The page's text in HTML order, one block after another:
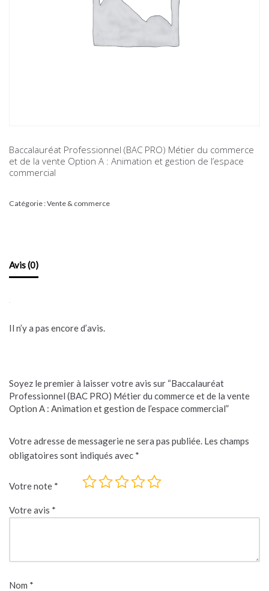
Baccalauréat Professionnel (BAC PRO) Métier du commerce
et de la vente Option A : Animation et gestion de l’espace
commercial
Catégorie :Vente & commerce
Avis (0)
Il n’y a pas encore d’avis.
Soyez le premier à laisser votre avis sur “Baccalauréat
Professionnel (BAC PRO) Métier du commerce et de la vente
Option A : Animation et gestion de l’espace commercial”
Votre adresse de messagerie ne sera pas publiée. Les champs
obligatoires sont indiqués avec *
Votre note *
Votre avis *
Nom *